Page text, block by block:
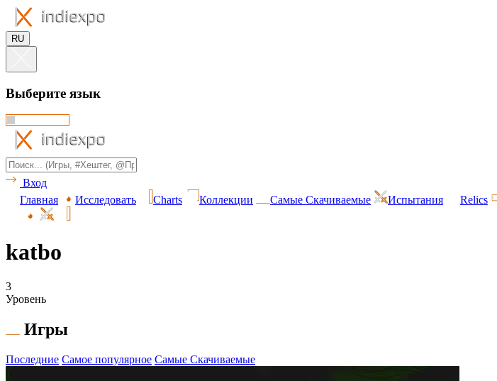
RU
Выберите язык
Вход
Главная
Исследовать Charts Коллекции Самые Скачиваемые Испытания Relics
katbo
3
Уровень
Игры
Последние Самое популярное Самые Скачиваемые